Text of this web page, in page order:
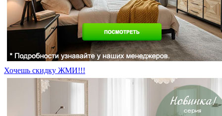
Хочешь скидку ЖМИ!!!